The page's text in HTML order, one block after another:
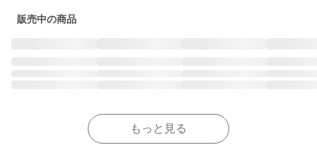
販売中の商品
もっと見る